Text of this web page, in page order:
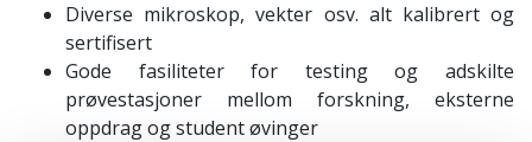
Diverse mikroskop, vekter osv. alt kalibrert og
sertifisert
Gode fasiliteter for testing og adskilte
prøvestasjoner mellom forskning, eksterne
oppdrag og student øvinger